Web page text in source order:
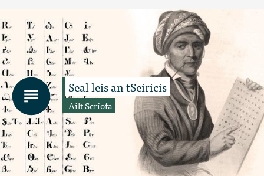
Seal leis an tSeiricis
Ailt Scríofa